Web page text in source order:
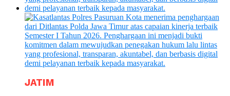
JATIM